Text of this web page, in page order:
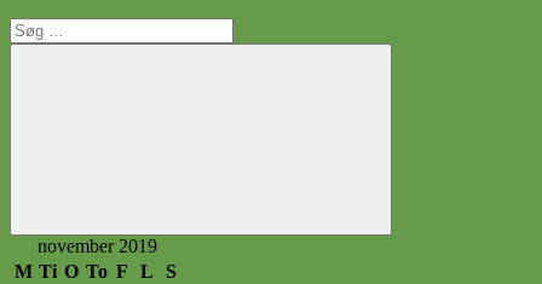
Søg
efter:
Søg
november 2019
M Ti O To F L
S